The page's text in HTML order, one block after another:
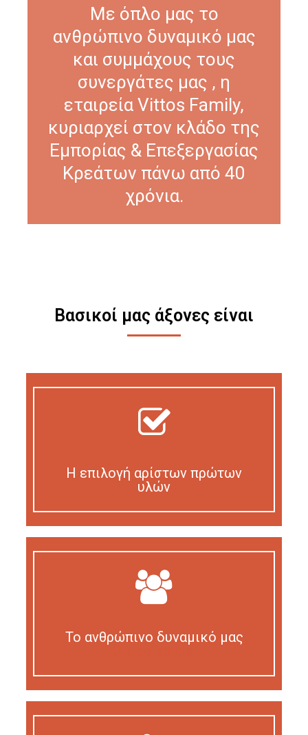
Με όπλο μας το
ανθρώπινο δυναμικό μας
και συμμάχους τους
συνεργάτες μας , η
εταιρεία Vittos Family,
κυριαρχεί στον κλάδο της
Εμπορίας & Επεξεργασίας
Κρεάτων πάνω από 40
χρόνια.
Βασικοί μας άξονες είναι
Η επιλογή αρίστων πρώτων
υλών
Το ανθρώπινο δυναμικό μας